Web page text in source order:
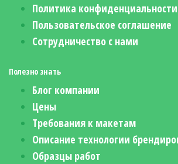
Политика конфиденциальности
Пользовательское соглашение
Сотрудничество с нами
Полезно знать
Блог компании
Цены
Требования к макетам
Описание технологии
Образцы работ